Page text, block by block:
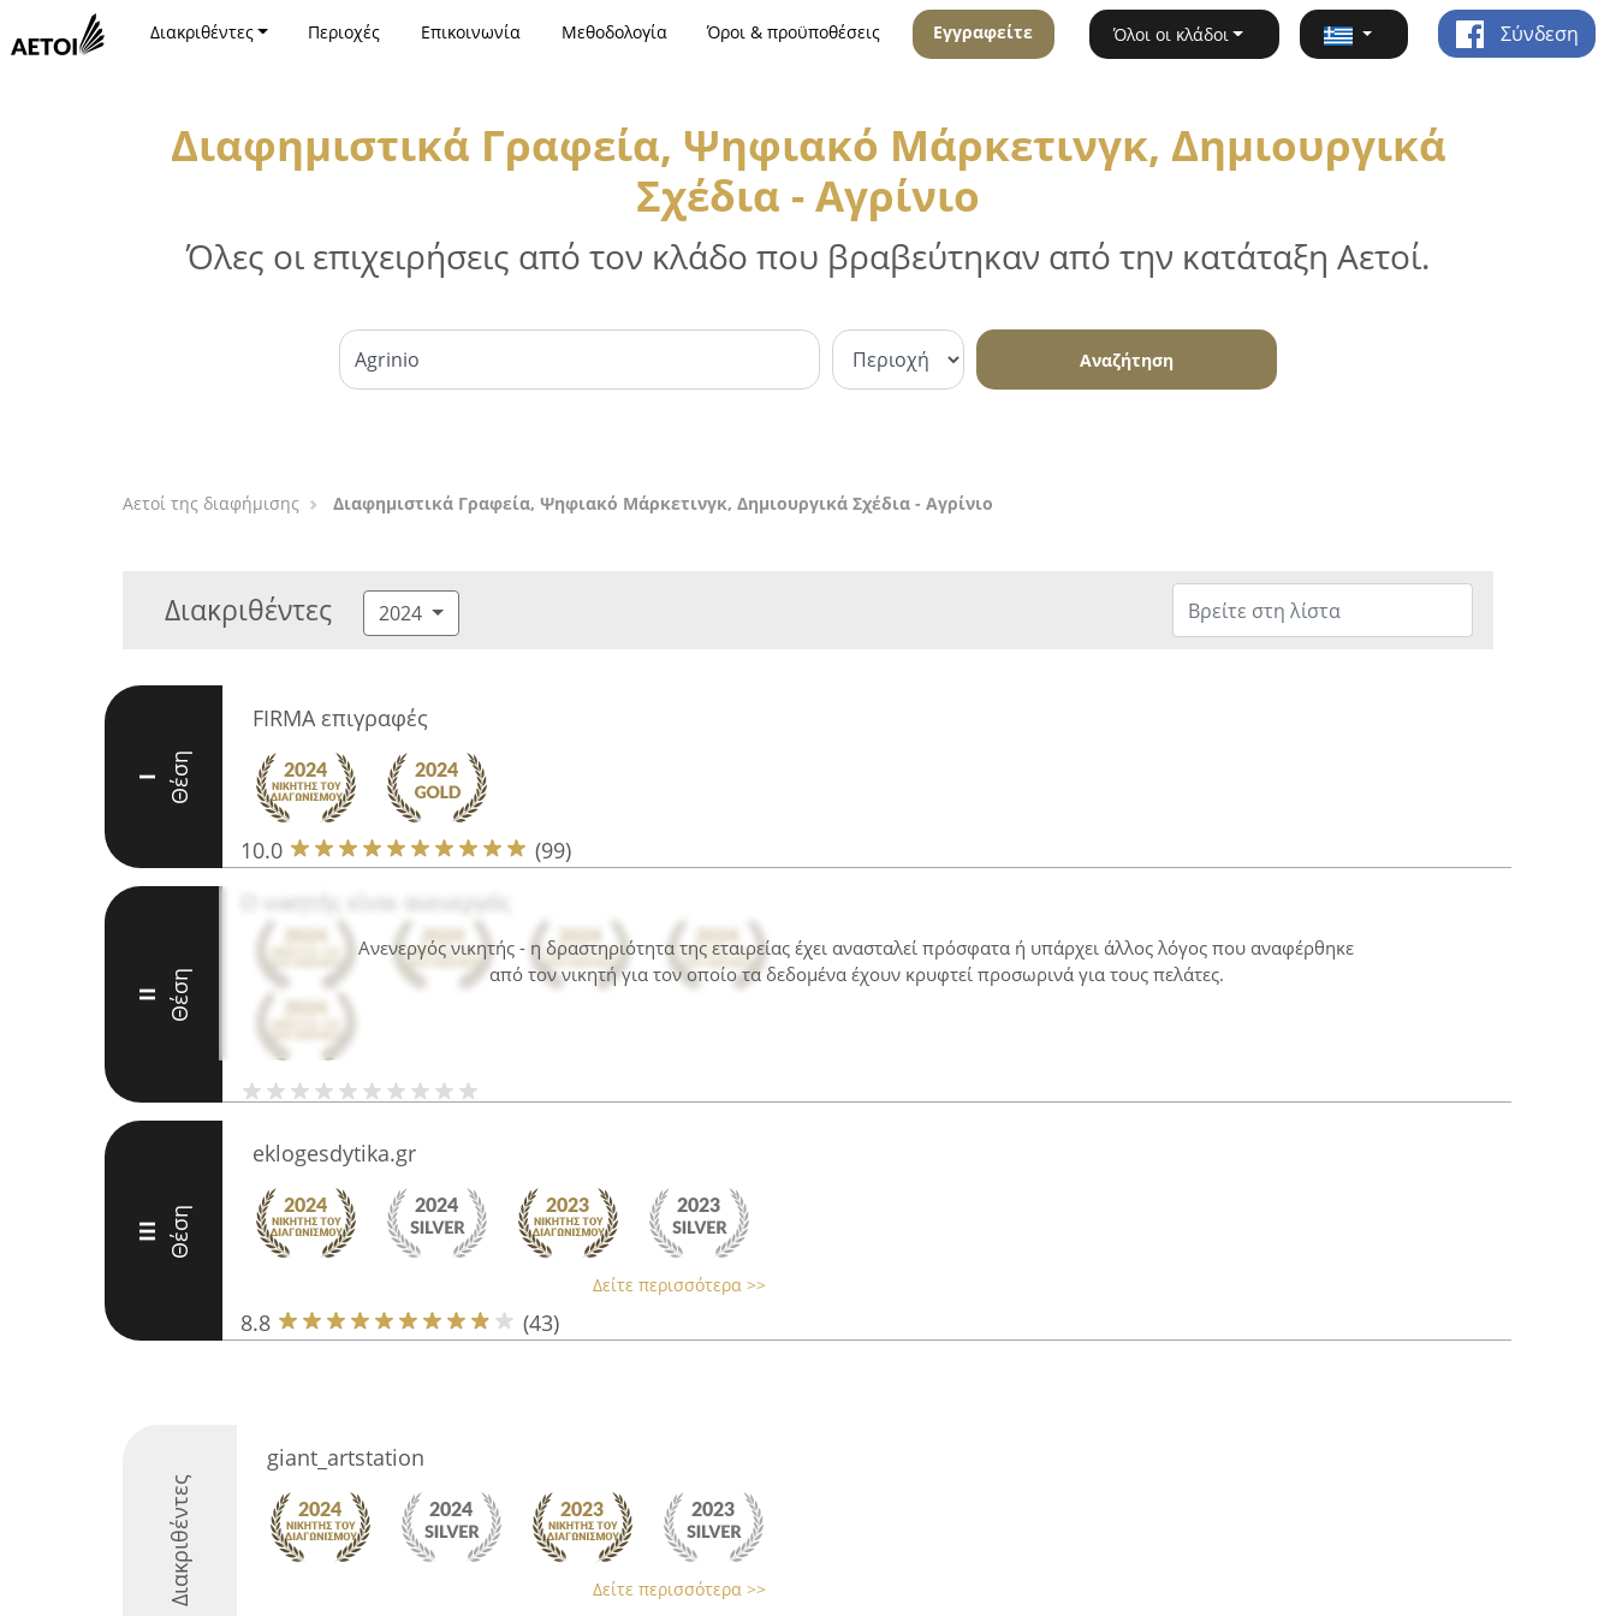
Διακριθέντες Περιοχές Επικοινωνία Μεθοδολογία Όροι & προϋποθέσεις Εγγραφείτε Όλοι οι κλάδοι Σύνδεση
Διαφημιστικά Γραφεία, Ψηφιακό Μάρκετινγκ, Δημιουργικά
Σχέδια - Αγρίνιο
Όλες οι επιχειρήσεις από τον κλάδο που βραβεύτηκαν από την κατάταξη Αετοί.
Αναζήτηση
Αετοί της διαφήμισης Διαφημιστικά Γραφεία, Ψηφιακό Μάρκετινγκ, Δημιουργικά Σχέδια - Αγρίνιο
Διακριθέντες 2024
I Θέση
FIRMA επιγραφές
10.0 (99)
Ανενεργός νικητής - η δραστηριότητα της εταιρείας έχει ανασταλεί πρόσφατα ή υπάρχει άλλος λόγος που αναφέρθηκε
από τον νικητή για τον οποίο τα δεδομένα έχουν κρυφτεί προσωρινά για τους πελάτες.
II Θέση
Ο νικητής είναι ανενεργός
III Θέση
eklogesdytika.gr
Δείτε περισσότερα >>
8.8 (43)
Διακριθέντες
giant_artstation
Δείτε περισσότερα >>